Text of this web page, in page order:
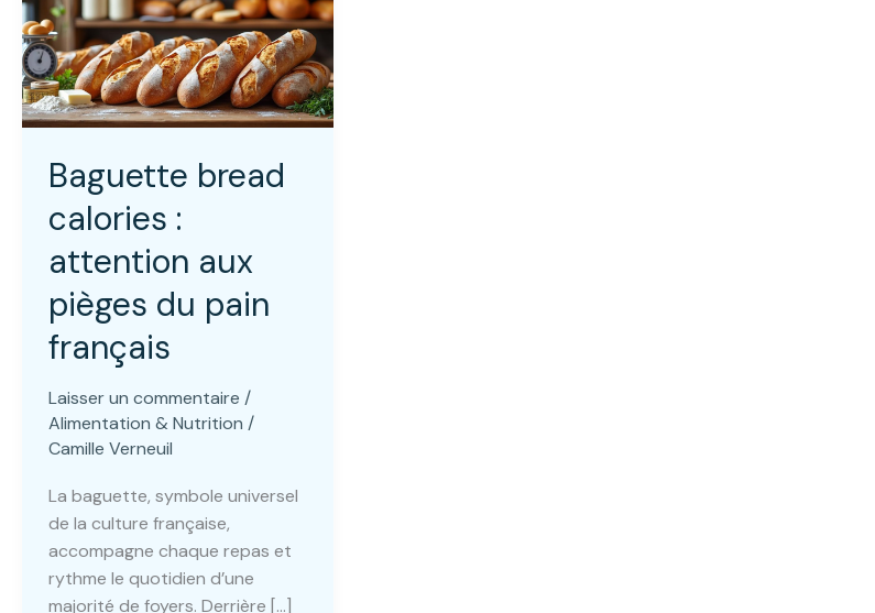
Baguette bread
calories :
attention aux
pièges du pain
français
Laisser un commentaire /
Alimentation & Nutrition /
Camille Verneuil
La baguette, symbole universel
de la culture française,
accompagne chaque repas et
rythme le quotidien d’une
majorité de foyers. Derrière […]